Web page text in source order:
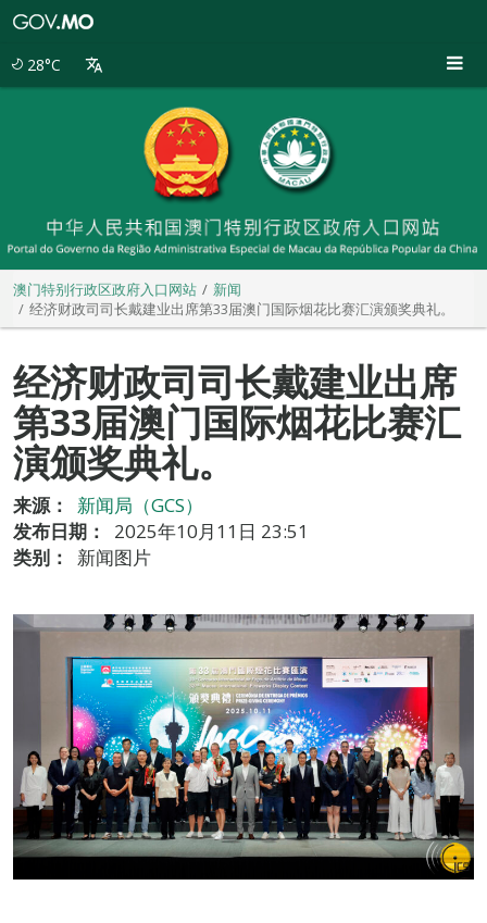
28°C
澳门特别行政区政府入口网站
新闻
经济财政司司长戴建业出席第33届澳门国际烟花比赛汇演颁奖典礼。
经济财政司司长戴建业出席
第33届澳门国际烟花比赛汇
演颁奖典礼。
来源：
新闻局（GCS）
发布日期：
2025年10月11日 23:51
类别：
新闻图片